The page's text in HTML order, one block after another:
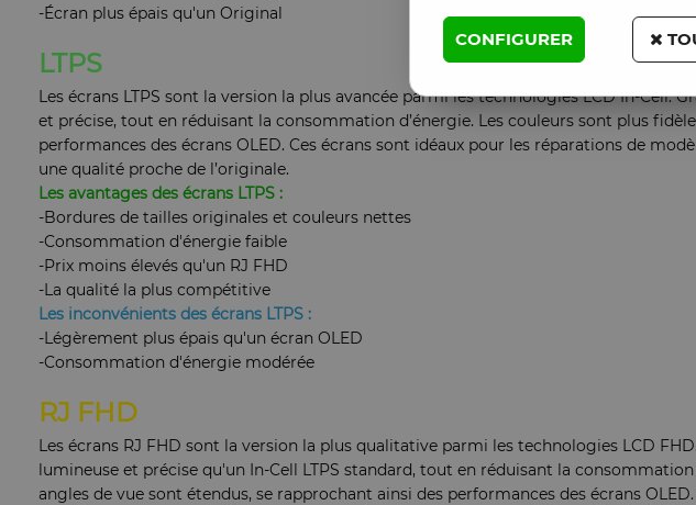
-Écran plus épais qu'un Original
LTPS
Les écrans LTPS sont la version la plus avancée parmi les technologies LCD In-
et précise, tout en réduisant la consommation d’énergie. Les couleurs sont plus
performances des écrans OLED. Ces écrans sont idéaux pour les réparations de
une qualité proche de l’originale.
Les avantages des écrans LTPS :
-Bordures de tailles originales et couleurs nettes
-Consommation d'énergie faible
-Prix moins élevés qu'un RJ FHD
-La qualité la plus compétitive
Les inconvénients des écrans LTPS :
-Légèrement plus épais qu'un écran OLED
-Consommation d'énergie modérée
RJ FHD
Les écrans RJ FHD sont la version la plus qualitative parmi les technologies LCD
lumineuse et précise qu'un In-Cell LTPS standard, tout en réduisant la
angles de vue sont étendus, se rapprochant ainsi des performances des écrans
CONFIGURER